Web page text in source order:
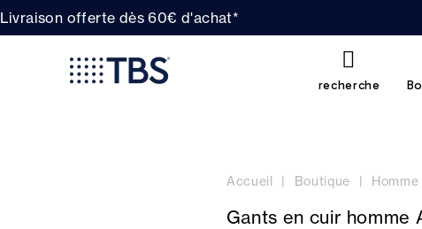
Livraison offerte dès 60€ d'achat*
recherche
Accueil Boutique Homme
Gants en cuir homme